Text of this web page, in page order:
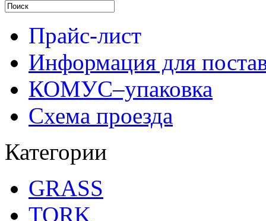
Прайс-лист
Информация для
КОМУС–упаковка
Схема проезда
Категории
GRASS
TORK